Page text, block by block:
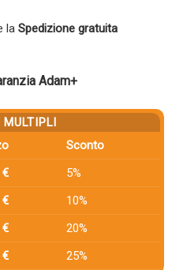
la Spedizione gratuita
Adam+
MULTIPLI
Sconto
€
5%
€
10%
€
20%
€ 25%